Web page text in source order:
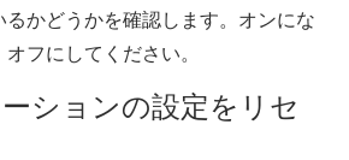
かどうかを確認します。オンにな
フにしてください。
ションの設定をリセ